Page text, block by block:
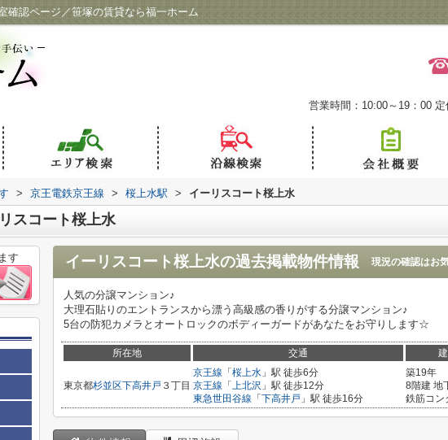
確認ページ／笹塚の賃貸なら福一ホーム
営業時間：10:00～19：00 定
> 京王電鉄京王線 > 桜上水駅 > イーリスコート桜上水
スコート桜上水
イーリスコート桜上水の過去掲載物件情報 現況の確認はお
人気の分譲マンション♪
大理石貼りのエントランスから漂う高級感の香りがする分譲マンション♪
5台の防犯カメラとオートロックのボディーガードがあなたをお守りします☆
所在地 交通
東京都杉並区下高井戸 ３丁目
京王線 「 桜上水 」駅 徒歩6分
京王線 「 上北沢 」駅 徒歩12分
東急世田谷線 「 下高井戸 」駅 徒歩16分
築19年
8階建 地
鉄筋コン
す